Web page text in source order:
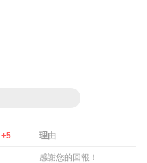
+5 理由
感謝您的回報！